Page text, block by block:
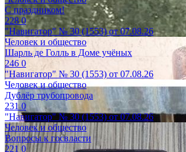
С праздником!
2280
"Навигатор" № 30 (1553) от 07.08.26
Человек и общество
Шарль де Голль в Доме учёных
246 0
"Навигатор" № 30 (1553) от 07.08.26
Человек и общество
Дублёр трубопровода
2310
"Навигатор" № 30 (1553) от 07.08.26
Человек и общество
Вопросы к госвласти
2210